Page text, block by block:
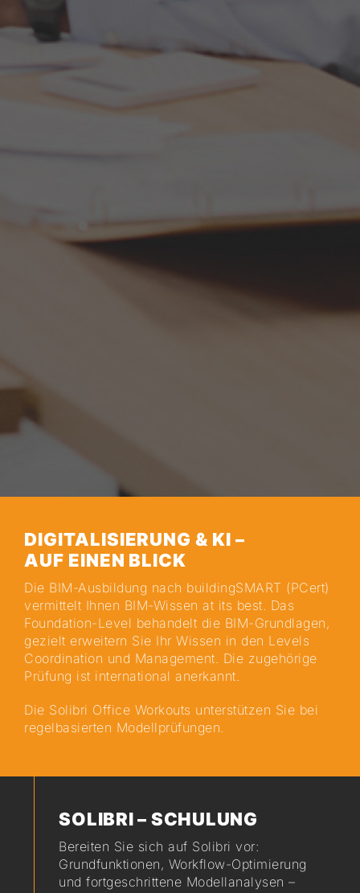
DIGITALISIERUNG & KI –
AUF EINEN BLICK
Die BIM-Ausbildung nach buildingSMART (PCert)
vermittelt Ihnen BIM-Wissen at its best. Das
Foundation-Level behandelt die BIM-Grundlagen,
gezielt erweitern Sie Ihr Wissen in den Levels
Coordination und Management. Die zugehörige
Prüfung ist international anerkannt.
Die Solibri Office Workouts unterstützen Sie bei
regelbasierten Modellprüfungen.
SOLIBRI – SCHULUNG
Bereiten Sie sich auf Solibri vor:
Grundfunktionen, Workflow-Optimierung
und fortgeschrittene Modellanalysen –